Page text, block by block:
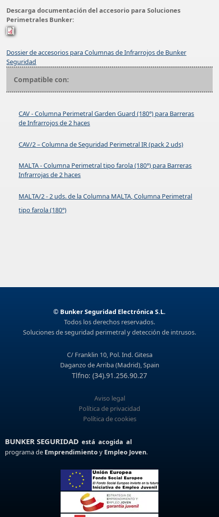
Descarga documentación del accesorio para Soluciones
Perimetrales Bunker:
Dossier de accesorios para Columnas de Infrarrojos de Bunker
Seguridad
Compatible con:
CAV - Columna Perimetral Garden Guard (180°) para Barreras
de Infrarrojos de 2 haces
CAV/2 – Columna de Seguridad Perimetral IR (pack 2 uds)
MALTA - Columna Perimetral tipo farola (180°) para Barreras
Infrarrojas de 2 haces
MALTA/2 - 2 uds. de la Columna MALTA, Columna Perimetral
tipo farola (180°)
© Bunker Seguridad Electrónica S.L.
Todos los derechos reservados.
Soluciones de seguridad perimetral y detección de intrusos.
C/ Franklin 10, Pol. Ind. Gitesa
Daganzo de Arriba (Madrid), Spain
Tlfno: (34).91.256.90.27
Aviso legal
Política de privacidad
Política de cookies
BUNKER SEGURIDAD está acogida al
programa de Emprendimientoy Empleo Joven.